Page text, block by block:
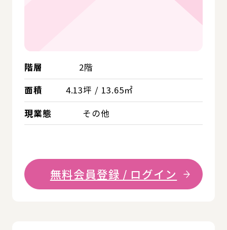
階層
2階
面積
4.13坪 / 13.65㎡
現業態
その他
無料会員登録 / ログイン